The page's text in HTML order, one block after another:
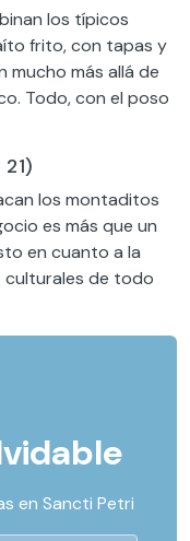
los típicos
frito, con tapas y
mucho más allá de
Todo, con el poso
los montaditos
es más que un
en cuanto a la
culturales de todo
en Sancti Petri